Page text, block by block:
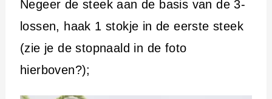
Negeer de steek aan de basis van de 3-
lossen, haak 1 stokje in de eerste steek
(zie je de stopnaald in de foto
hierboven?);